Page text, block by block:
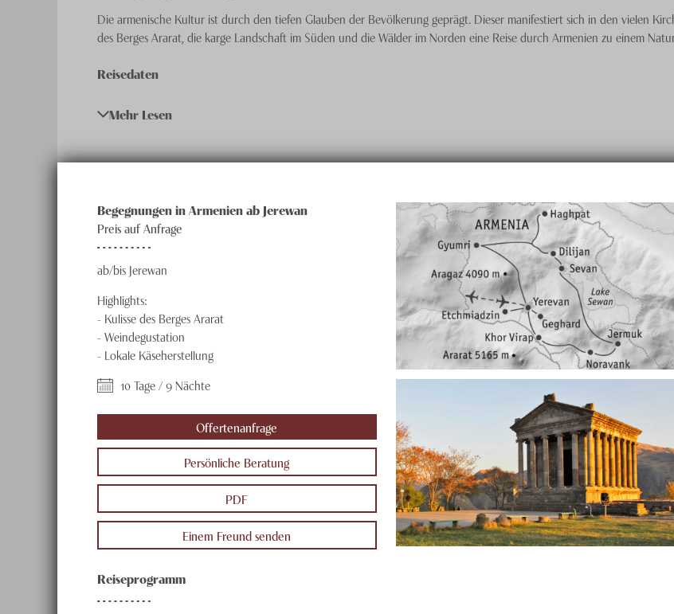
Die armenische Kultur ist durch den tiefen Glauben der Bevölkerung geprägt. Dieser manifestiert sich in den vielen
des Berges Ararat, die karge Landschaft im Süden und die Wälder im Norden eine Reise durch Armenien zu einem
Reisedaten
Mehr Lesen
Begegnungen in Armenien ab Jerewan
Preis auf Anfrage
ab/bis Jerewan
Highlights:
- Kulisse des Berges Ararat
-Weindegustation
- Lokale Käseherstellung
10 Tage / 9 Nächte
Offertenanfrage
Persönliche Beratung
PDF
Einem Freund senden
Reiseprogramm